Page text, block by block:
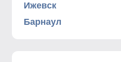
Ижевск
Барнаул